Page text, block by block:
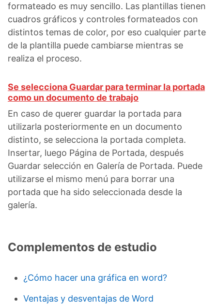
formateado es muy sencillo. Las plantillas tienen
cuadros gráficos y controles formateados con
distintos temas de color, por eso cualquier parte
de la plantilla puede cambiarse mientras se
realiza el proceso.
Se selecciona Guardar para terminar la portada
como un documento de trabajo
En caso de querer guardar la portada para
utilizarla posteriormente en un documento
distinto, se selecciona la portada completa.
Insertar, luego Página de Portada, después
Guardar selección en Galería de Portada. Puede
utilizarse el mismo menú para borrar una
portada que ha sido seleccionada desde la
galería.
Complementos de estudio
¿Cómo hacer una gráfica en word?
Ventajas y desventajas de Word